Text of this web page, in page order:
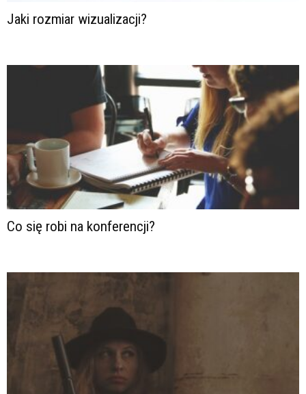
Jaki rozmiar wizualizacji?
Co się robi na konferencji?